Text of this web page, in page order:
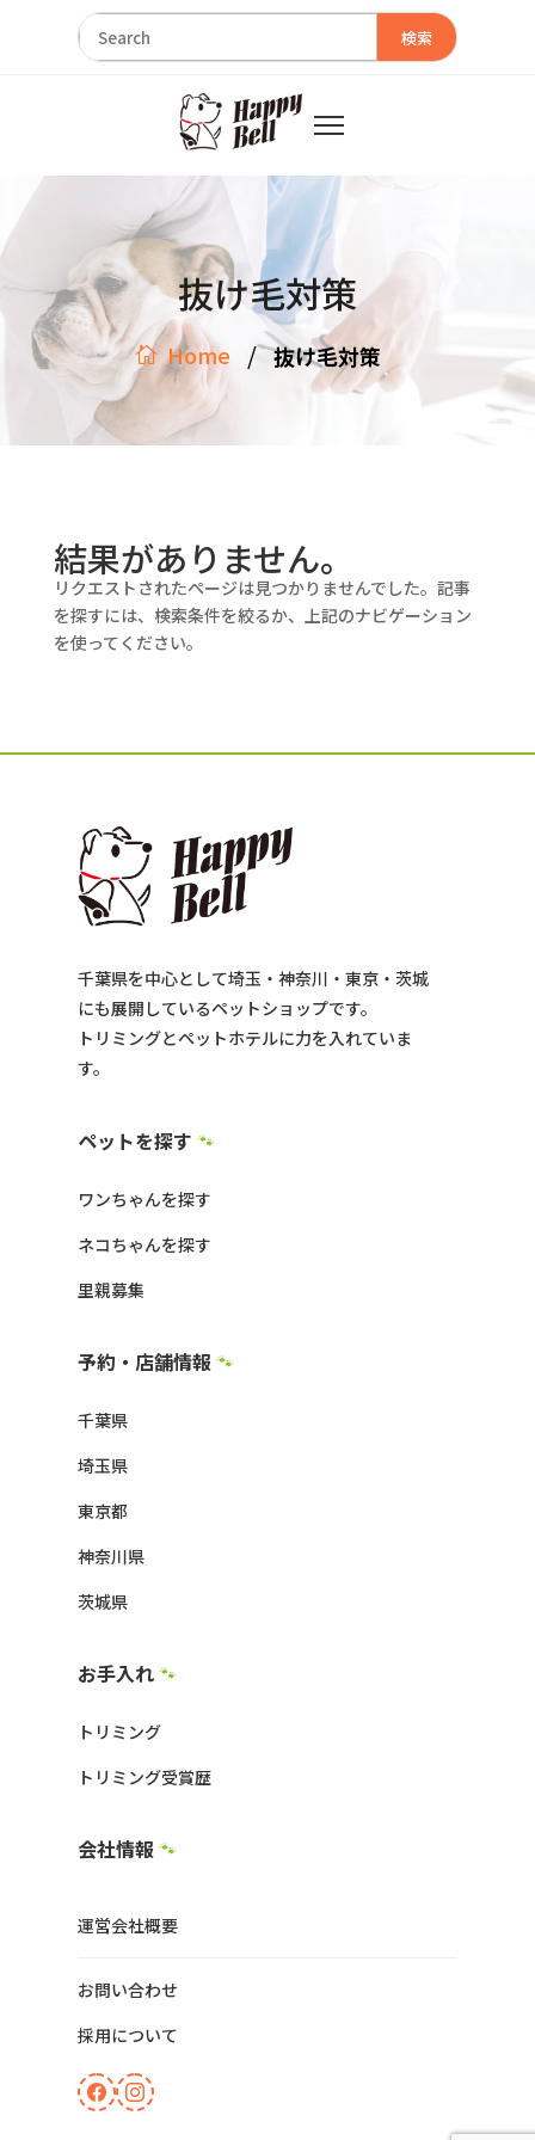
検索
抜け毛対策
Home / 抜け毛対策
結果がありません。
リクエストされたページは見つかりませんでした。記事
を探すには、検索条件を絞るか、上記のナビゲーション
を使ってください。
千葉県を中心として埼玉・神奈川・東京・茨城
にも展開しているペットショップです。
トリミングとペットホテルに力を入れていま
す。
ペットを探す 🐾
ワンちゃんを探す
ネコちゃんを探す
里親募集
予約・店舗情報 🐾
千葉県
埼玉県
東京都
神奈川県
茨城県
お手入れ 🐾
トリミング
トリミング受賞歴
会社情報 🐾
運営会社概要
お問い合わせ
採用について